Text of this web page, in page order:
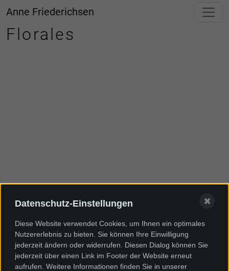
Anne Friederichsen
Florales
Datenschutz-Einstellungen
Diese Website verwendet Cookies, um Ihnen ein optimales
Nutzererlebnis zu bieten. Sie können Ihre Einwilligung
jederzeit ändern oder widerrufen. Diesen Dialog können Sie
jederzeit über einen Link im Footer der Website erneut
aufrufen. Weitere Informationen finden Sie in unserer
✖